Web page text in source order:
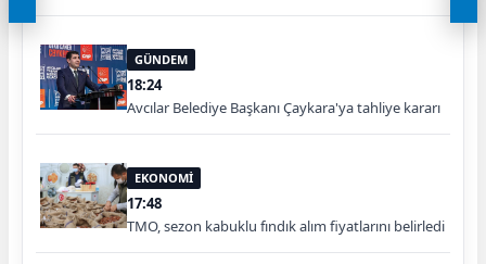
GÜNDEM
18:24
Avcılar Belediye Başkanı Çaykara'ya tahliye kararı
EKONOMİ
17:48
TMO, sezon kabuklu fındık alım fiyatlarını belirledi